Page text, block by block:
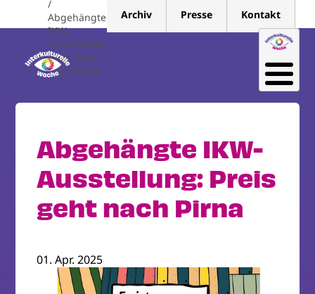
Abgehängte
IKW-
Ausstellung:
Preis Geht
Nach Pirna
Archiv Presse Kontakt
Abgehängte IKW-
Ausstellung: Preis
geht nach Pirna
01. Apr. 2025